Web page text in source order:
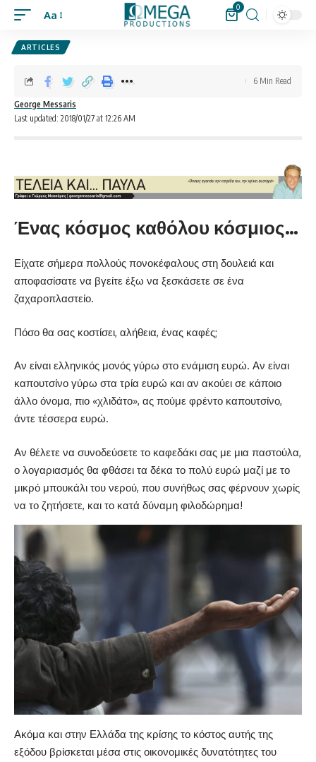
Aa
0
ARTICLES
Last updated: 2018/01/27 at 12:26 AM
George Messaris
6 Min Read
Ένας κόσμος καθόλου κόσμιος…
Είχατε σήμερα πολλούς πονοκέφαλους στη δουλειά και
αποφασίσατε να βγείτε έξω να ξεσκάσετε σε ένα
ζαχαροπλαστείο.
Πόσο θα σας κοστίσει, αλήθεια, ένας καφές;
Αν είναι ελληνικός μονός γύρω στο ενάμιση ευρώ. Αν είναι
καπουτσίνο γύρω στα τρία ευρώ και αν ακούει σε κάποιο
άλλο όνομα, πιο «χλιδάτο», ας πούμε φρέντο καπουτσίνο,
άντε τέσσερα ευρώ.
Αν θέλετε να συνοδεύσετε το καφεδάκι σας με μια παστούλα,
ο λογαριασμός θα φθάσει τα δέκα το πολύ ευρώ μαζί με το
μικρό μπουκάλι του νερού, που συνήθως σας φέρνουν χωρίς
να το ζητήσετε, και το κατά δύναμη φιλοδώρημα!
Ακόμα και στην Ελλάδα της κρίσης το κόστος αυτής της
εξόδου βρίσκεται μέσα στις οικονομικές δυνατότητες του